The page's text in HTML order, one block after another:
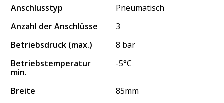
Anschlusstyp
Pneumatisch
Anzahl der Anschlüsse
3
Betriebsdruck (max.)
8 bar
Betriebstemperatur
min.
-5°C
Breite
85mm